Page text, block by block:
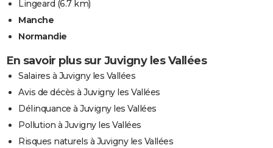
Lingeard (6.7 km)
Manche
Normandie
En savoir plus sur Juvigny les Vallées
Salaires à Juvigny les Vallées
Avis de décès à Juvigny les Vallées
Délinquance à Juvigny les Vallées
Pollution à Juvigny les Vallées
Risques naturels à Juvigny les Vallées